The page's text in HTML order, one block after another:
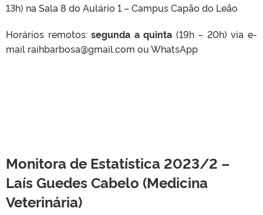
13h) na Sala 8 do Aulário 1 – Campus Capão do Leão
Horários remotos:segunda a quinta (19h – 20h) via e-
mail raihbarbosa@gmail.com ou WhatsApp
Monitora de Estatística 2023/2 –
Laís Guedes Cabelo (Medicina
Veterinária)